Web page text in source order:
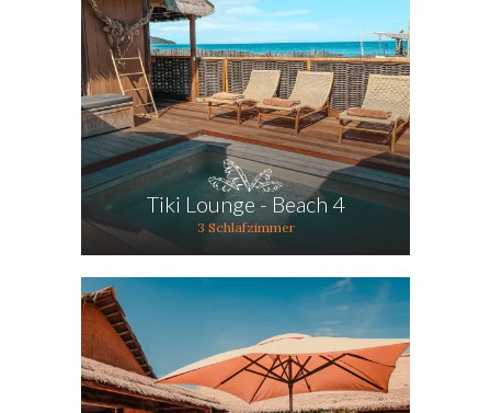
Tiki Lounge - Beach 4
3 Schlafzimmer